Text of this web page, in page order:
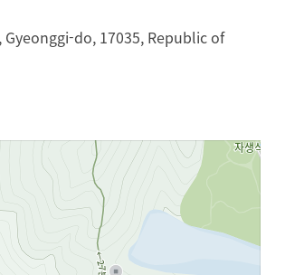
do, 17035, Republic of